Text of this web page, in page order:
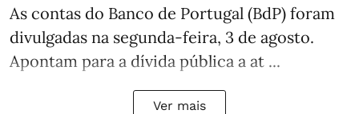
As contas do Banco de Portugal (BdP) foram
divulgadas na segunda-feira, 3 de agosto.
Apontam para a dívida pública a at ...
Ver mais